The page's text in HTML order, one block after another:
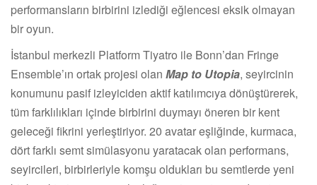
performansların birbirini izlediği eğlencesi eksik olmayan
bir oyun.
İstanbul merkezli Platform Tiyatro ile Bonn’dan Fringe
Ensemble’ın ortak projesi olan Map to Utopia, seyircinin
konumunu pasif izleyiciden aktif katılımcıya dönüştürerek,
tüm farklılıkları içinde birbirini duymayı öneren bir kent
geleceği fikrini yerleştiriyor. 20 avatar eşliğinde, kurmaca,
dört farklı semt simülasyonu yaratacak olan performans,
seyircileri, birbirleriyle komşu oldukları bu semtlerde yeni